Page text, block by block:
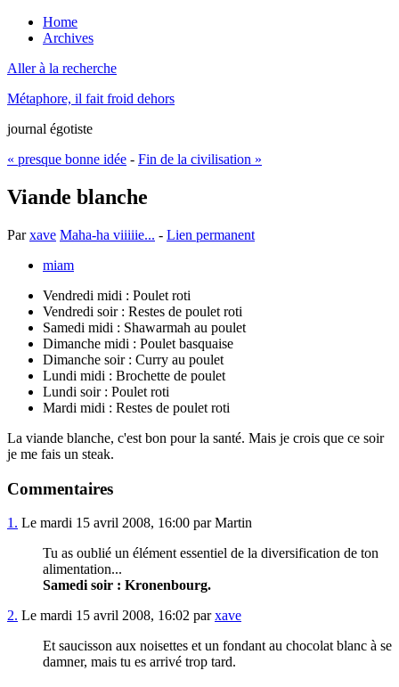
Home
Archives
Aller à la recherche
Métaphore, il fait froid dehors
journal égotiste
« presque bonne idée - Fin de la civilisation »
Viande blanche
Parxave Maha-ha viiiiie... - Lien permanent
miam
Vendredi midi : Poulet roti
Vendredi soir : Restes de poulet roti
Samedi midi : Shawarmah au poulet
Dimanche midi : Poulet basquaise
Dimanche soir : Curry au poulet
Lundi midi : Brochette de poulet
Lundi soir : Poulet roti
Mardi midi : Restes de poulet roti
La viande blanche, c'est bon pour la santé. Mais je crois que ce soir
je me fais un steak.
Commentaires
1. Le mardi 15 avril 2008, 16:00 par Martin
Tu as oublié un élément essentiel de la diversification de ton
alimentation...
Samedi soir : Kronenbourg.
2. Le mardi 15 avril 2008, 16:02 parxave
Et saucisson aux noisettes et un fondant au chocolat blanc à se
damner, mais tu es arrivé trop tard.